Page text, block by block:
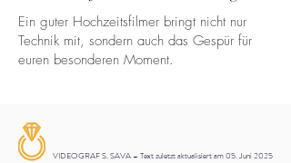
Ein guter Hochzeitsfilmer bringt nicht nur
Technik mit, sondern auch das Gespür für
euren besonderen Moment.
VIDEOGRAF S. SAVA – Text zuletzt aktualisiert am 05. Juni 2025